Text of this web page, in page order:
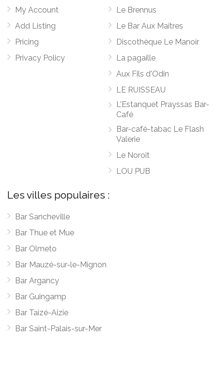
My Account
Add Listing
Pricing
Privacy Policy
Le Brennus
Le Bar Aux Maîtres
Discothèque Le Manoir
La pagaille
Aux Fils d'Odin
LE RUISSEAU
L'Estanquet Prayssas Bar-
Café
Bar-café-tabac Le Flash
Valerie
Le Noroit
LOU PUB
Les villes populaires :
Bar Sancheville
Bar Thue et Mue
Bar Olmeto
Bar Mauzé-sur-le-Mignon
Bar Argancy
Bar Guingamp
Bar Taizé-Aizie
Bar Saint-Palais-sur-Mer